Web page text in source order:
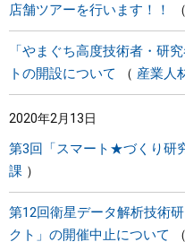
店舗ツアーを行います！！
「やまぐち高度技術者・研
トの開設について
産業人
2020年2月13日
第3回「スマート★づくり研
課
第12回衛星データ解析技術
クト」の開催中止について